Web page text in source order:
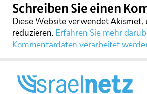
Schreiben Sie einen
Diese Website verwendet Akismet,
reduzieren. Erfahren Sie mehr
Kommentardaten verarbeitet